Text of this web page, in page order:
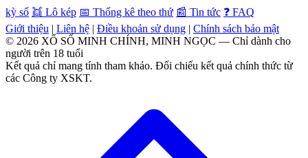
kỳ số 👯 Lô kép 📅 Thống kê theo thứ 📰 Tin tức ❓ FAQ
Giới thiệu | Liên hệ | Điều khoản sử dụng | Chính sách bảo mật
© 2026 XỔ SỐ MINH CHÍNH, MINH NGỌC — Chỉ dành cho
người trên 18 tuổi
Kết quả chỉ mang tính tham khảo. Đối chiếu kết quả chính thức từ
các Công ty XSKT.